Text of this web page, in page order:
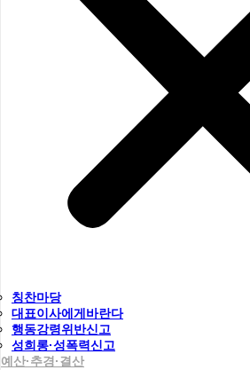
칭찬마당
대표이사에게바란다
행동강령위반신고
성희롱·성폭력신고
예산·추경·결산